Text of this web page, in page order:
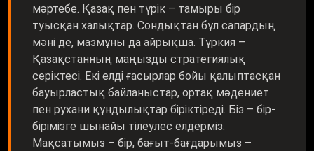
мәртебе. Қазақ пен түрік – тамыры бір
туысқан халықтар. Сондықтан бұл сапардың
мәні де, мазмұны да айрықша. Түркия –
Қазақстанның маңызды стратегиялық
серіктесі. Екі елді ғасырлар бойы қалыптасқан
бауырластық байланыстар, ортақ мәдениет
пен рухани құндылықтар біріктіреді. Біз – бір-
бірімізге шынайы тілеулес елдерміз.
Мақсатымыз – бір, бағыт-бағдарымыз –